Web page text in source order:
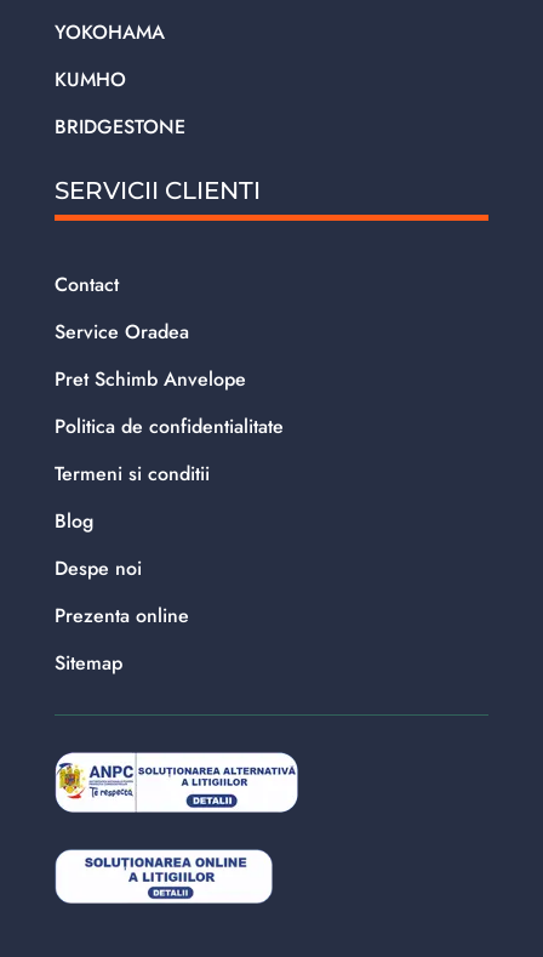
YOKOHAMA
KUMHO
BRIDGESTONE
SERVICII CLIENTI
Contact
Service Oradea
Pret Schimb Anvelope
Politica de confidentialitate
Termeni si conditii
Blog
Despe noi
Prezenta online
Sitemap